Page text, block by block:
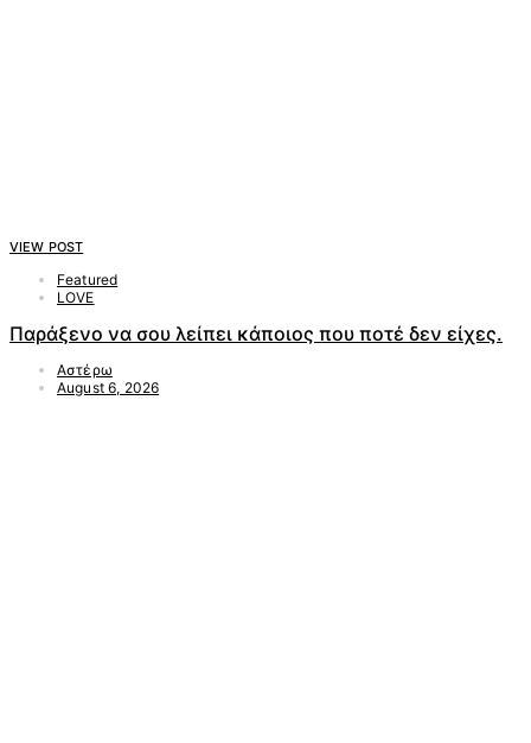
VIEW POST
Featured
LOVE
Παράξενο να σου λείπει κάποιος που ποτέ δεν είχες.
Αστέρω
August 6, 2026